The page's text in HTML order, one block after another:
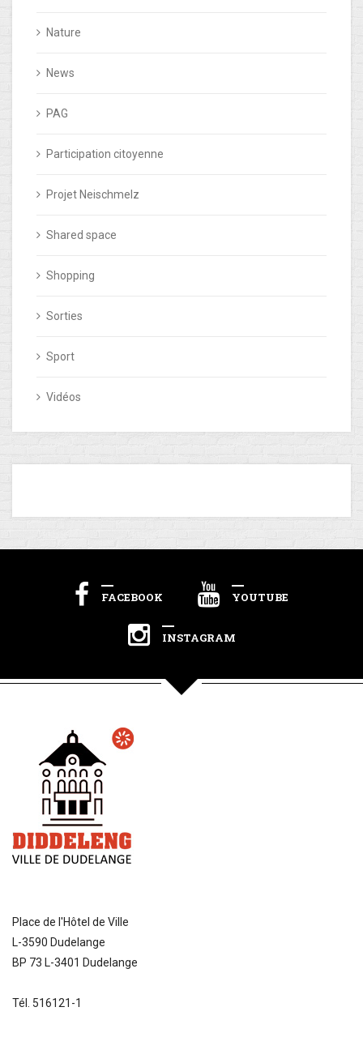
Nature
News
PAG
Participation citoyenne
Projet Neischmelz
Shared space
Shopping
Sorties
Sport
Vidéos
FACEBOOK YOUTUBE
INSTAGRAM
Place de l'Hôtel de Ville
L-3590 Dudelange
BP 73 L-3401 Dudelange
Tél. 516121-1